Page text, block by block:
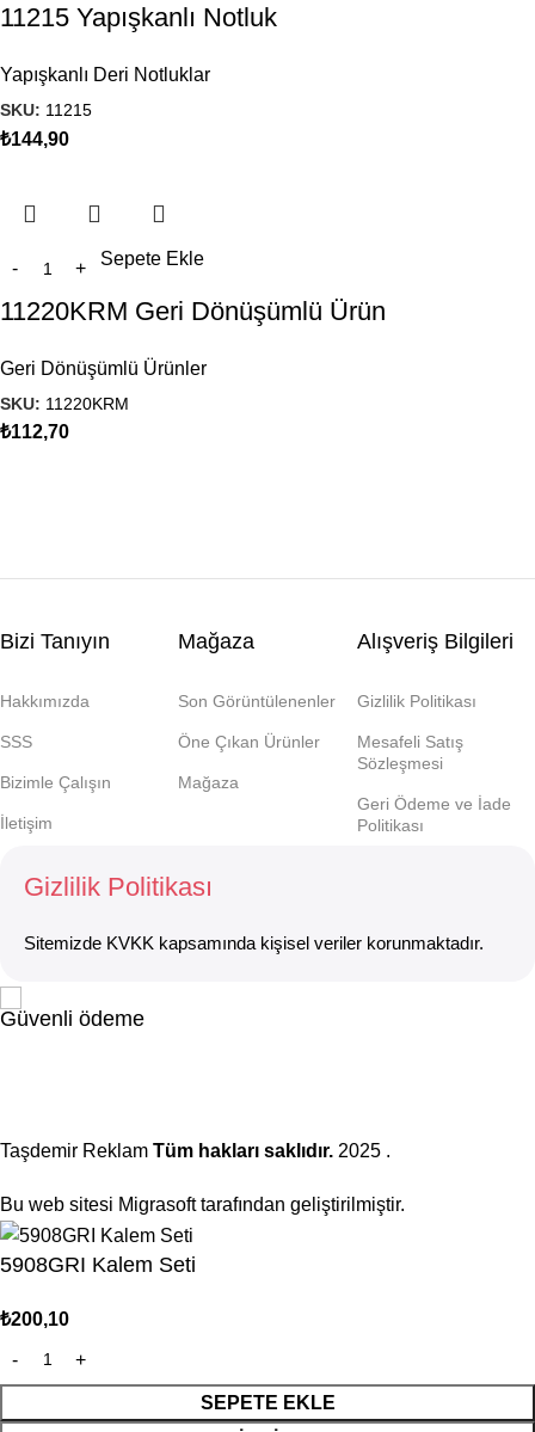
11215 Yapışkanlı Notluk
Yapışkanlı Deri Notluklar
SKU: 11215
₺144,90
Sepete Ekle
11220KRM Geri Dönüşümlü Ürün
Geri Dönüşümlü Ürünler
SKU: 11220KRM
₺112,70
Bizi Tanıyın
Hakkımızda
SSS
Bizimle Çalışın
İletişim
Mağaza
Son Görüntülenenler
Öne Çıkan Ürünler
Mağaza
Alışveriş Bilgileri
Gizlilik Politikası
Mesafeli Satış
Sözleşmesi
Geri Ödeme ve İade
Politikası
Gizlilik Politikası
Sitemizde KVKK kapsamında kişisel veriler korunmaktadır.
Güvenli ödeme
Taşdemir Reklam Tüm hakları saklıdır. 2025 .
Bu web sitesi Migrasoft tarafından geliştirilmiştir.
5908GRI Kalem Seti
₺200,10
SEPETE EKLE